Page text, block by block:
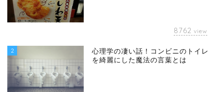
8762 view
2
心理学の凄い話！コンビニのトイレ
を綺麗にした魔法の言葉とは